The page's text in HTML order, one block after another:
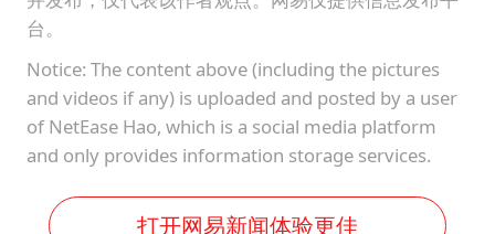
台。
Notice: The content above (including the pictures
and videos if any) is uploaded and posted by a user
of NetEase Hao, which is a social media platform
and only provides information storage services.
打开网易新闻体验更佳